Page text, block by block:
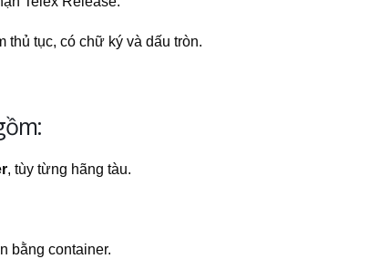
thủ tục, có chữ ký và dấu tròn.
, tùy từng hãng tàu.
bằng container.